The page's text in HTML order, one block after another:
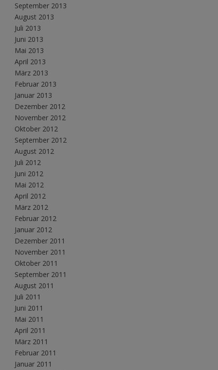
September 2013
August 2013
Juli 2013
Juni 2013
Mai 2013
April 2013
März 2013
Februar 2013
Januar 2013
Dezember 2012
November 2012
Oktober 2012
September 2012
August 2012
Juli 2012
Juni 2012
Mai 2012
April 2012
März 2012
Februar 2012
Januar 2012
Dezember 2011
November 2011
Oktober 2011
September 2011
August 2011
Juli 2011
Juni 2011
Mai 2011
April 2011
März 2011
Februar 2011
Januar 2011